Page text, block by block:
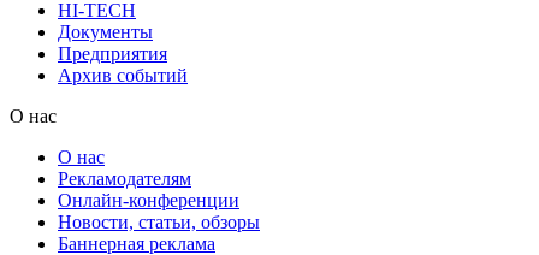
HI-TECH
Документы
Предприятия
Архив событий
О нас
О нас
Рекламодателям
Онлайн-конференции
Новости, статьи, обзоры
Баннерная реклама